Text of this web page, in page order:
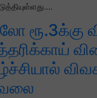
ரூ.3க்கு